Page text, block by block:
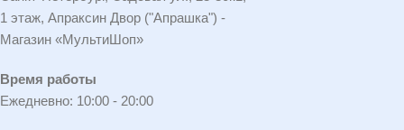
1 этаж, Апраксин Двор ("Апрашка") -
Магазин «МультиШоп»
Время работы
Ежедневно: 10:00 - 20:00